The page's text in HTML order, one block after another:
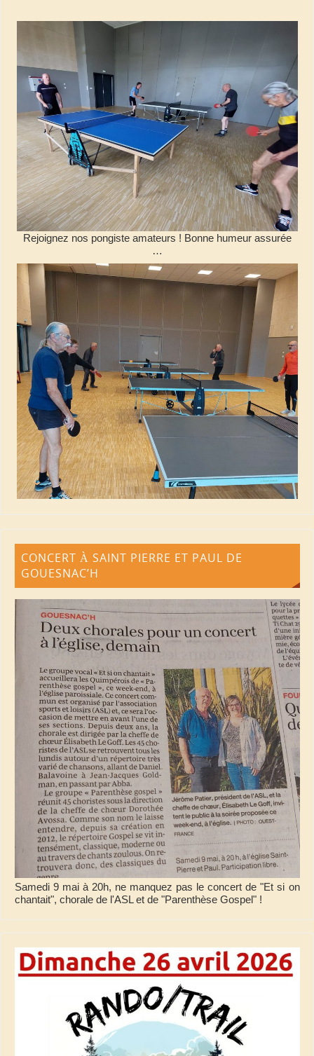
Rejoignez nos pongiste amateurs ! Bonne humeur assurée
…
CONCERT À SAINT PIERRE ET PAUL DE
GOUESNAC’H
Samedi 9 mai à 20h, ne manquez pas le concert de "Et si on
chantait", chorale de l'ASL et de "Parenthèse Gospel" !